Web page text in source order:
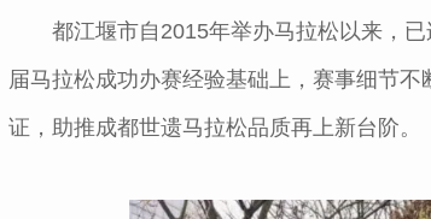
都江堰市自2015年举办马拉松以来，
届马拉松成功办赛经验基础上，赛事细节
证，助推成都世遗马拉松品质再上新台阶。